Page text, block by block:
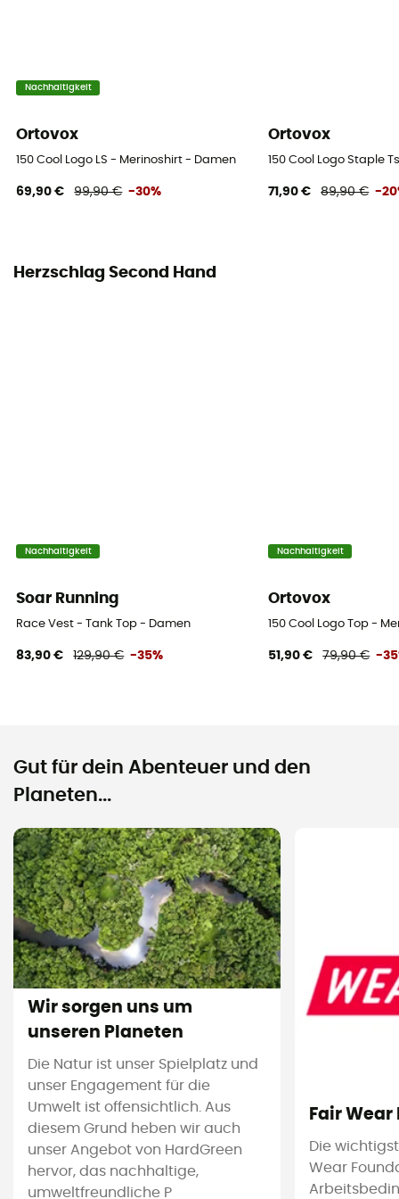
Nachhaltigkeit
Ortovox
150 Cool Logo LS - Merinoshirt - Damen
69,90 € 99,90 € -30%
Ortovox
150 Cool Logo Staple
71,90 € 89,90 € -
Herzschlag Second Hand
Nachhaltigkeit
Soar Running
Race Vest - Tank Top - Damen
83,90 € 129,90 € -35%
Nachhaltigkeit
Ortovox
150 Cool Logo Top -
51,90 € 79,90 € -
Gut für dein Abenteuer und den
Planeten...
Wir sorgen uns um
unseren Planeten
Die Natur ist unser Spielplatz und
unser Engagement für die
Umwelt ist offensichtlich. Aus
diesem Grund heben wir auch
unser Angebot von HardGreen
hervor, das nachhaltige,
umweltfreundliche P
Fair
Die
Wear